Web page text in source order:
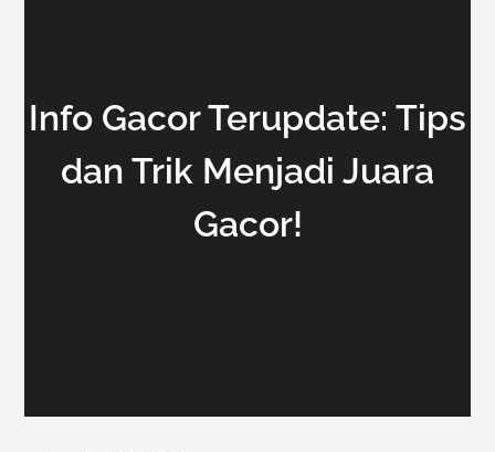
Info Gacor Terupdate: Tips
dan Trik Menjadi Juara
Gacor!